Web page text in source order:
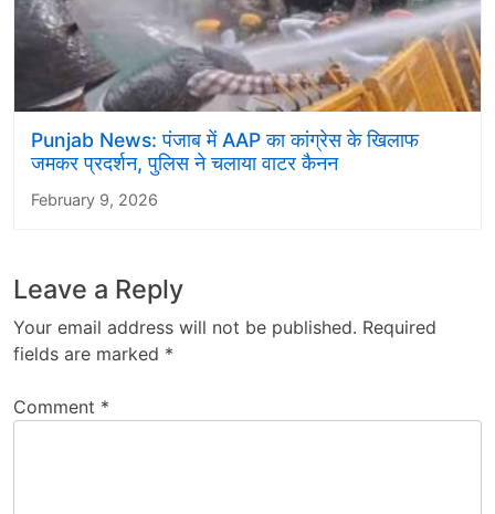
Punjab News: पंजाब में AAP का कांग्रेस के खिलाफ
जमकर प्रदर्शन, पुलिस ने चलाया वाटर कैनन
February 9, 2026
Leave a Reply
Your email address will not be published. Required
fields are marked *
Comment *